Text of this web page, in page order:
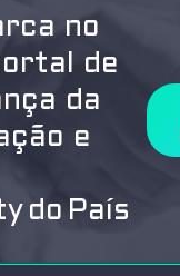
no
de
da
e
do País